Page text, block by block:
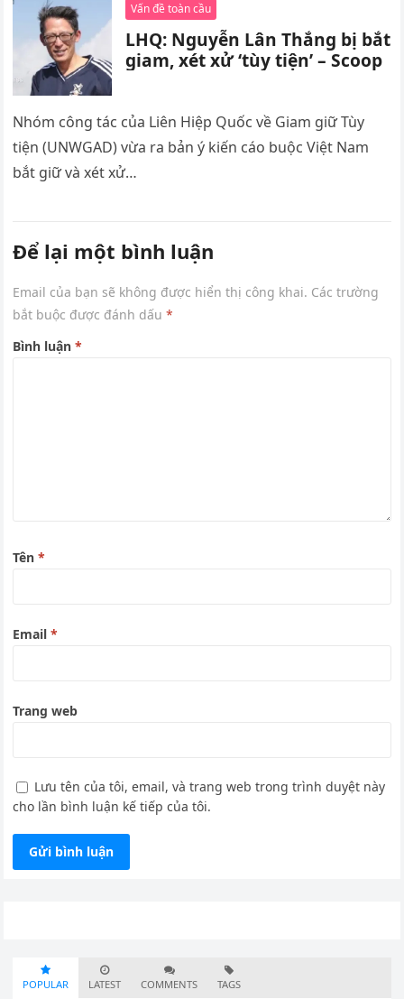
Vấn đề toàn cầu
LHQ: Nguyễn Lân Thắng bị bắt
giam, xét xử ‘tùy tiện’ – Scoop
Nhóm công tác của Liên Hiệp Quốc về Giam giữ Tùy
tiện (UNWGAD) vừa ra bản ý kiến cáo buộc Việt Nam
bắt giữ và xét xử…
Để lại một bình luận
Email của bạn sẽ không được hiển thị công khai. Các trường
bắt buộc được đánh dấu*
Bình luận*
Tên*
Email*
Trang web
Lưu tên của tôi, email, và trang web trong trình duyệt này
cho lần bình luận kế tiếp của tôi.
POPULAR LATEST COMMENTS TAGS